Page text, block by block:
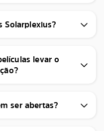
Solarplexius?
levar o
ser abertas?